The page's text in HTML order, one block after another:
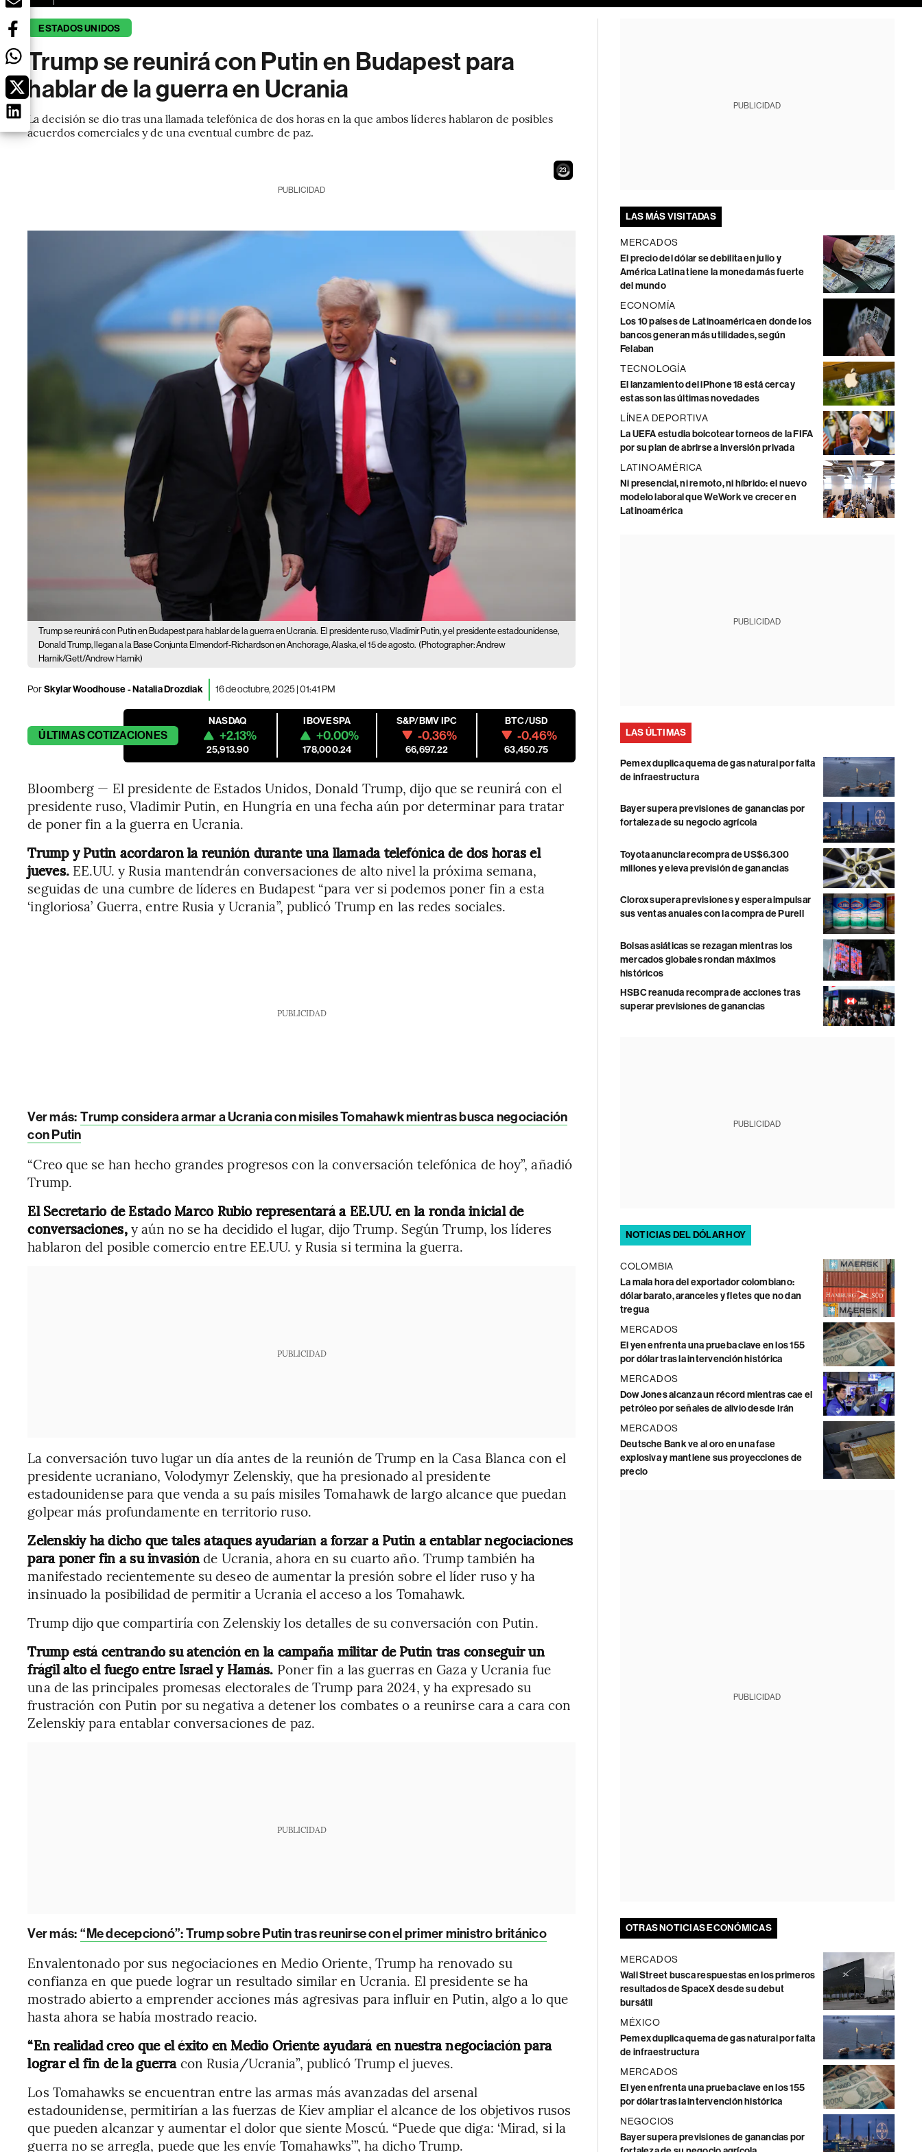
ESTADOS UNIDOS
Trump se reunirá con Putin en Budapest para
hablar de la guerra en Ucrania
La decisión se dio tras una llamada telefónica de dos horas en la que ambos líderes hablaron de posibles
acuerdos comerciales y de una eventual cumbre de paz.
22
PUBLICIDAD
Trump se reunirá con Putin en Budapest para hablar de la guerra en Ucrania. El presidente ruso, Vladímir Putin, y el presidente estadounidense,
Donald Trump, llegan a la Base Conjunta Elmendorf-Richardson en Anchorage, Alaska, el 15 de agosto. (Photographer: Andrew
Harnik/Gett/Andrew Harnik)
PorSkylar Woodhouse - Natalia Drozdiak 16 de octubre, 2025 | 01:41 PM
ÚLTIMASCOTIZACIONES
NASDAQ
+2.13%
25,913.90
IBOVESPA
+0.00%
178,000.24
S&P/BMV IPC
-0.36%
66,697.22
BTC/USD
-0.46%
63,450.75
Bloomberg — El presidente de Estados Unidos, Donald Trump, dijo que se reunirá con el
presidente ruso, Vladimir Putin, en Hungría en una fecha aún por determinar para tratar
de poner fin a la guerra en Ucrania.
Trump y Putin acordaron la reunión durante una llamada telefónica de dos horas el
jueves. EE.UU. y Rusia mantendrán conversaciones de alto nivel la próxima semana,
seguidas de una cumbre de líderes en Budapest “para ver si podemos poner fin a esta
‘ingloriosa’ Guerra, entre Rusia y Ucrania”, publicó Trump en las redes sociales.
PUBLICIDAD
Ver más: Trump considera armar a Ucrania con misiles Tomahawk mientras busca negociación
con Putin
“Creo que se han hecho grandes progresos con la conversación telefónica de hoy”, añadió
Trump.
El Secretario de Estado Marco Rubio representará a EE.UU. en la ronda inicial de
conversaciones,y aún no se ha decidido el lugar, dijo Trump. Según Trump, los líderes
hablaron del posible comercio entre EE.UU. y Rusia si termina la guerra.
PUBLICIDAD
La conversación tuvo lugar un día antes de la reunión de Trump en la Casa Blanca con el
presidente ucraniano, Volodymyr Zelenskiy, que ha presionado al presidente
estadounidense para que venda a su país misiles Tomahawk de largo alcance que puedan
golpear más profundamente en territorio ruso.
Zelenskiy ha dicho que tales ataques ayudarían a forzar a Putin a entablar negociaciones
para poner fin a su invasiónde Ucrania, ahora en su cuarto año. Trump también ha
manifestado recientemente su deseo de aumentar la presión sobre el líder ruso y ha
insinuado la posibilidad de permitir a Ucrania el acceso a los Tomahawk.
Trump dijo que compartiría con Zelenskiy los detalles de su conversación con Putin.
Trump está centrando su atención en la campaña militar de Putin tras conseguir un
frágil alto el fuego entre Israel y Hamás. Poner fin a las guerras en Gaza y Ucrania fue
una de las principales promesas electorales de Trump para 2024, y ha expresado su
frustración con Putin por su negativa a detener los combates o a reunirse cara a cara con
Zelenskiy para entablar conversaciones de paz.
PUBLICIDAD
Ver más: “Me decepcionó”: Trump sobre Putin tras reunirse con el primer ministro británico
Envalentonado por sus negociaciones en Medio Oriente, Trump ha renovado su
confianza en que puede lograr un resultado similar en Ucrania. El presidente se ha
mostrado abierto a emprender acciones más agresivas para influir en Putin, algo a lo que
hasta ahora se había mostrado reacio.
“En realidad creo que el éxito en Medio Oriente ayudará en nuestra negociación para
lograr el fin de la guerracon Rusia/Ucrania”, publicó Trump el jueves.
Los Tomahawks se encuentran entre las armas más avanzadas del arsenal
estadounidense, permitirían a las fuerzas de Kiev ampliar el alcance de los objetivos rusos
que pueden alcanzar y aumentar el dolor que siente Moscú. “Puede que diga: ‘Mirad, si la
guerra no se arregla, puede que les envíe Tomahawks’”, ha dicho Trump.
PUBLICIDAD
LAS MÁS VISITADAS
MERCADOS
El precio del dólar se debilita en julio y
América Latina tiene la moneda más fuerte
del mundo
ECONOMÍA
Los 10 países de Latinoamérica en donde los
bancos generan más utilidades, según
Felaban
TECNOLOGÍA
El lanzamiento del iPhone 18 está cerca y
estas son las últimas novedades
LÍNEA DEPORTIVA
La UEFA estudia boicotear torneos de la FIFA
por su plan de abrirse a inversión privada
LATINOAMÉRICA
Ni presencial, ni remoto, ni híbrido: el nuevo
modelo laboral que WeWork ve crecer en
Latinoamérica
PUBLICIDAD
LAS ÚLTIMAS
Pemex duplica quema de gas natural por falta
de infraestructura
Bayer supera previsiones de ganancias por
fortaleza de su negocio agrícola
Toyota anuncia recompra de US$6.300
millones y eleva previsión de ganancias
Clorox supera previsiones y espera impulsar
sus ventas anuales con la compra de Purell
Bolsas asiáticas se rezagan mientras los
mercados globales rondan máximos
históricos
HSBC reanuda recompra de acciones tras
superar previsiones de ganancias
PUBLICIDAD
NOTICIAS DEL DÓLAR HOY
COLOMBIA
La mala hora del exportador colombiano:
dólar barato, aranceles y fletes que no dan
tregua
MERCADOS
El yen enfrenta una prueba clave en los 155
por dólar tras la intervención histórica
MERCADOS
Dow Jones alcanza un récord mientras cae el
petróleo por señales de alivio desde Irán
MERCADOS
Deutsche Bank ve al oro en una fase
explosiva y mantiene sus proyecciones de
precio
PUBLICIDAD
OTRAS NOTICIAS ECONÓMICAS
MERCADOS
Wall Street busca respuestas en los primeros
resultados de SpaceX desde su debut
bursátil
MÉXICO
Pemex duplica quema de gas natural por falta
de infraestructura
MERCADOS
El yen enfrenta una prueba clave en los 155
por dólar tras la intervención histórica
NEGOCIOS
Bayer supera previsiones de ganancias por